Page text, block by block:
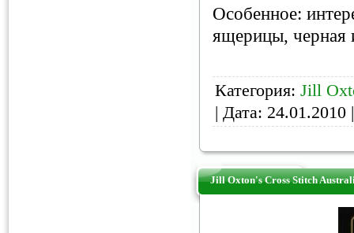
Особенное:
ящерицы, черная
Категория: Jill
| Дата: 24.01.2010
Jill Oxton's Cross Stitch